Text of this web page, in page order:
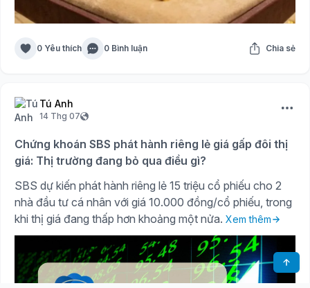
0 Yêu thích 0 Bình luận Chia sẻ
Tú Anh
14 Thg 07
Chứng khoán SBS phát hành riêng lẻ giá gấp đôi thị
giá: Thị trường đang bỏ qua điều gì?
SBS dự kiến phát hành riêng lẻ 15 triệu cổ phiếu cho 2
nhà đầu tư cá nhân với giá 10.000 đồng/cổ phiếu, trong
khi thị giá đang thấp hơn khoảng một nửa. Xem thêm